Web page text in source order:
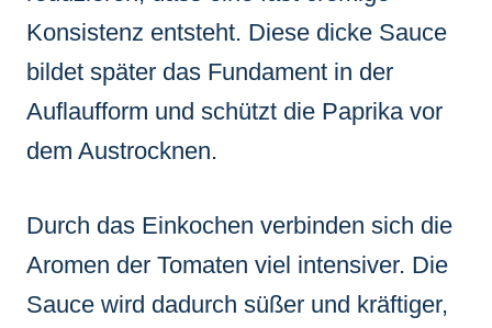
Konsistenz entsteht. Diese dicke Sauce
bildet später das Fundament in der
Auflaufform und schützt die Paprika vor
dem Austrocknen.
Durch das Einkochen verbinden sich die
Aromen der Tomaten viel intensiver. Die
Sauce wird dadurch süßer und kräftiger,